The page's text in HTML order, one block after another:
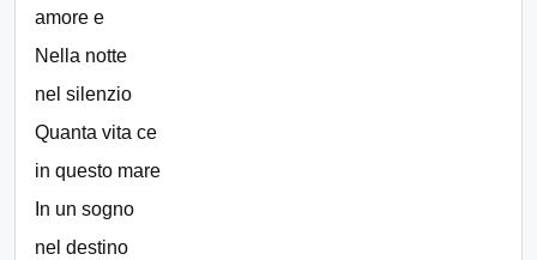
amore e
Nella notte
nel silenzio
Quanta vita ce
in questo mare
In un sogno
nel destino